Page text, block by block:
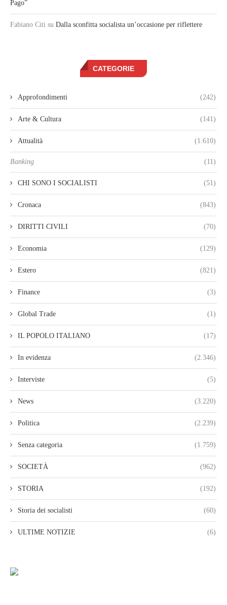
Pago”
Fabiano Citi su Dalla sconfitta socialista un’occasione per riflettere
CATEGORIE
Approfondimenti (242)
Arte & Cultura (141)
Attualità (1.610)
Banking (11)
CHI SONO I SOCIALISTI (51)
Cronaca (843)
DIRITTI CIVILI (70)
Economia (129)
Estero (821)
Finance (3)
Global Trade (1)
IL POPOLO ITALIANO (17)
In evidenza (2.346)
Interviste (5)
News (3.220)
Politica (2.239)
Senza categoria (1.759)
SOCIETÀ (962)
STORIA (192)
Storia dei socialisti (60)
ULTIME NOTIZIE (6)